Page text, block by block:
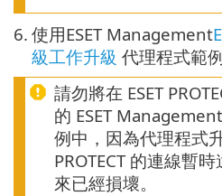
6. 使用ESET Management
級工作升級 代理程式範例
請勿將在 ESET
的 ESET
例中，因為代理程式
PROTECT 的連線暫
來已經損壞。